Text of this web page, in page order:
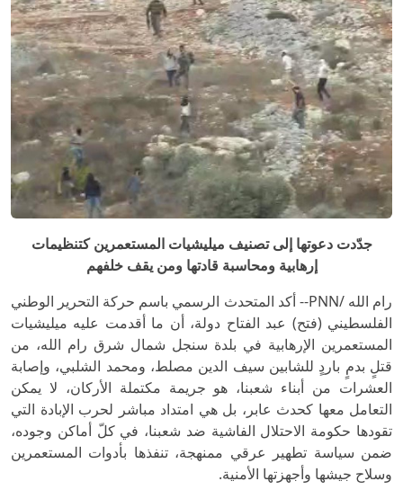
جدّدت دعوتها إلى تصنيف ميليشيات المستعمرين كتنظيمات
إرهابية ومحاسبة قادتها ومن يقف خلفهم
رام الله /PNN-- أكد المتحدث الرسمي باسم حركة التحرير الوطني
الفلسطيني (فتح) عبد الفتاح دولة، أن ما أقدمت عليه ميليشيات
المستعمرين الإرهابية في بلدة سنجل شمال شرق رام الله، من
قتلٍ بدمٍ باردٍ للشابين سيف الدين مصلط، ومحمد الشلبي، وإصابة
العشرات من أبناء شعبنا، هو جريمة مكتملة الأركان، لا يمكن
التعامل معها كحدث عابر، بل هي امتداد مباشر لحرب الإبادة التي
تقودها حكومة الاحتلال الفاشية ضد شعبنا، في كلّ أماكن وجوده،
ضمن سياسة تطهير عرقي ممنهجة، تنفذها بأدوات المستعمرين
وسلاح جيشها وأجهزتها الأمنية.